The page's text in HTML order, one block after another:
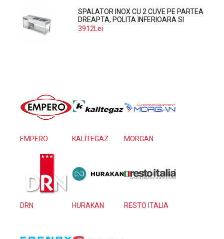
SPALATOR INOX CU 2 CUVE PE PARTEA
DREAPTA, POLITA INFERIOARA SI
SPATIU MASINA SPALAT 160*70*85
3912Lei
EMPERO KALITEGAZ MORGAN
DRN HURAKAN RESTO ITALIA